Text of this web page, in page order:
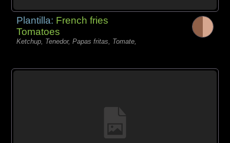
Plantilla: French fries
Tomatoes
Ketchup, Tenedor, Papas fritas, Tomate,